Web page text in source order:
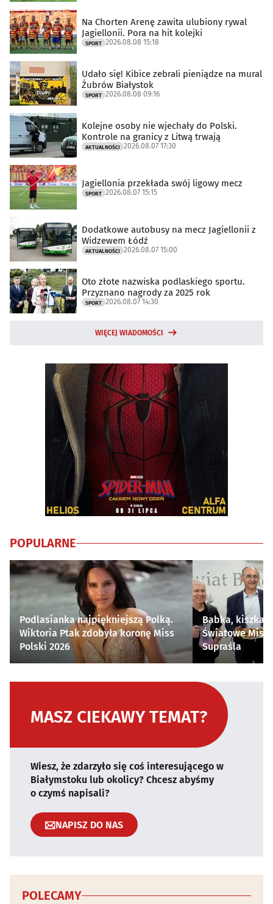
Na Chorten Arenę zawita ulubiony rywal
Jagiellonii. Pora na hit kolejki
SPORT 2026.08.08 15:18
Udało się! Kibice zebrali pieniądze na mural
Żubrów Białystok
SPORT 2026.08.08 09:16
Kolejne osoby nie wjechały do Polski.
Kontrole na granicy z Litwą trwają
AKTUALNOŚCI 2026.08.07 17:30
Jagiellonia przekłada swój ligowy mecz
SPORT 2026.08.07 15:15
Dodatkowe autobusy na mecz Jagiellonii z
Widzewem Łódź
AKTUALNOŚCI 2026.08.07 15:00
Oto złote nazwiska podlaskiego sportu.
Przyznano nagrody za 2025 rok
SPORT 2026.08.07 14:30
WIĘCEJ WIADOMOŚCI
POPULARNE
Podlasianka najpiękniejszą Polką.
Wiktoria Ptak zdobyła koronę Miss
Polski 2026
Babka, kiszka i
Światowe
Supraśla
MASZ CIEKAWY TEMAT?
Wiesz, że zdarzyło się coś interesującego w
Białymstoku lub okolicy? Chcesz abyśmy
o czymś napisali?
NAPISZ DO NAS
POLECAMY